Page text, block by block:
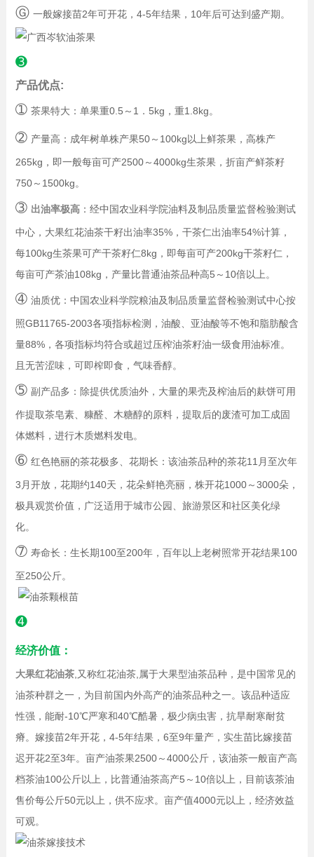
Ⓖ 一般嫁接苗2年可开花，4-5年结果，10年后可达到盛产期。
➌
产品优点:
➀ 茶果特大：单果重0.5～1．5kg，重1.8kg。
➁ 产量高：成年树单株产果50～100kg以上鲜茶果，高株产
265kg，即一般每亩可产2500～4000kg生茶果，折亩产鲜茶籽
750～1500kg。
➂ 出油率极高：经中国农业科学院油料及制品质量监督检验测试
中心，大果红花油茶干籽出油率35%，干茶仁出油率54%计算，
每100kg生茶果可产干茶籽仁8kg，即每亩可产200kg干茶籽仁，
每亩可产茶油108kg，产量比普通油茶品种高5～10倍以上。
➃ 油质优：中国农业科学院粮油及制品质量监督检验测试中心按
照GB11765-2003各项指标检测，油酸、亚油酸等不饱和脂肪酸含
量88%，各项指标均符合或超过压榨油茶籽油一级食用油标准。
且无苦涩味，可即榨即食，气味香醇。
➄ 副产品多：除提供优质油外，大量的果壳及榨油后的麸饼可用
作提取茶皂素、糠醛、木糖醇的原料，提取后的废渣可加工成固
体燃料，进行木质燃料发电。
➅ 红色艳丽的茶花极多、花期长：该油茶品种的茶花11月至次年
3月开放，花期约140天，花朵鲜艳亮丽，株开花1000～3000朵，
极具观赏价值，广泛适用于城市公园、旅游景区和社区美化绿
化。
➆ 寿命长：生长期100至200年，百年以上老树照常开花结果100
至250公斤。
➍
经济价值：
大果红花油茶,又称红花油茶,属于大果型油茶品种，是中国常见的
油茶种群之一，为目前国内外高产的油茶品种之一。该品种适应
性强，能耐-10℃严寒和40℃酷暑，极少病虫害，抗旱耐寒耐贫
瘠。嫁接苗2年开花，4-5年结果，6至9年量产，实生苗比嫁接苗
迟开花2至3年。亩产油茶果2500～4000公斤，该油茶一般亩产高
档茶油100公斤以上，比普通油茶高产5～10倍以上，目前该茶油
售价每公斤50元以上，供不应求。亩产值4000元以上，经济效益
可观。